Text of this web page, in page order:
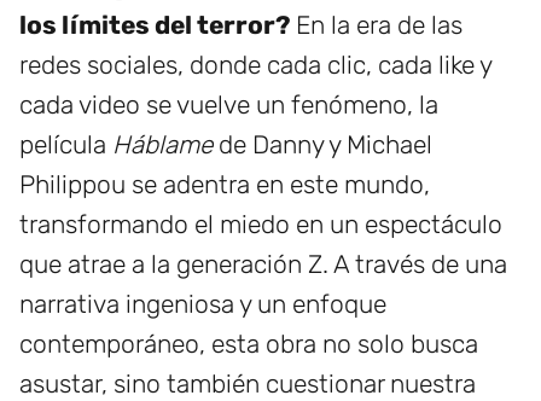
los límites del terror? En la era de las
redes sociales, donde cada clic, cada like y
cada video se vuelve un fenómeno, la
película Háblamede Danny y Michael
Philippou se adentra en este mundo,
transformando el miedo en un espectáculo
que atrae a la generación Z. A través de una
narrativa ingeniosa y un enfoque
contemporáneo, esta obra no solo busca
asustar, sino también cuestionar nuestra